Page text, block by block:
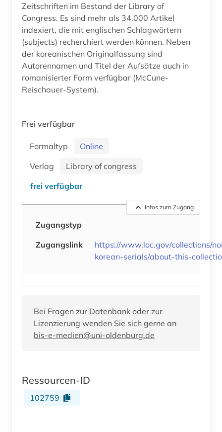
Zeitschriften im Bestand der Library of
Congress. Es sind mehr als 34.000 Artikel
indexiert, die mit englischen Schlagwörtern
(subjects) recherchiert werden können. Neben
der koreanischen Originalfassung sind
Autorennamen und Titel der Aufsätze auch in
romanisierter Form verfügbar (McCune-
Reischauer-System).
Frei verfügbar
Formaltyp
Online
Verlag
Library of congress
frei verfügbar
Infos zum Zugang
Zugangstyp
Zugangslink
https://www.loc.gov/collections/
korean-serials/about-this-
Bei Fragen zur Datenbank oder zur
Lizenzierung wenden Sie sich gerne an
bis-e-medien@uni-oldenburg.de
Ressourcen-ID
102759